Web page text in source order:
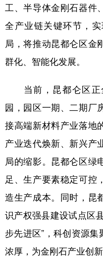
法律 中央文件
食品 人居
学术中国 乡村振兴
彩票 娱乐
公益 一带一路
文化产业
地方频道
辽宁 吉林
浙江 安徽
工、半导体金刚石器件
全产业链关键环节，
局，将推动昆都仑区金
群化、智能化发展。
当前，昆都仑区正
园，园区一期、二期厂
接高端新材料产业落地
产业迭代焕新、新兴产
局的缩影。昆都仑区绿
足、生产要素稳定可控
造生产成本。同时，昆
识产权强县建设试点区
步先进区”，科创资源
浓厚，为金刚石产业创